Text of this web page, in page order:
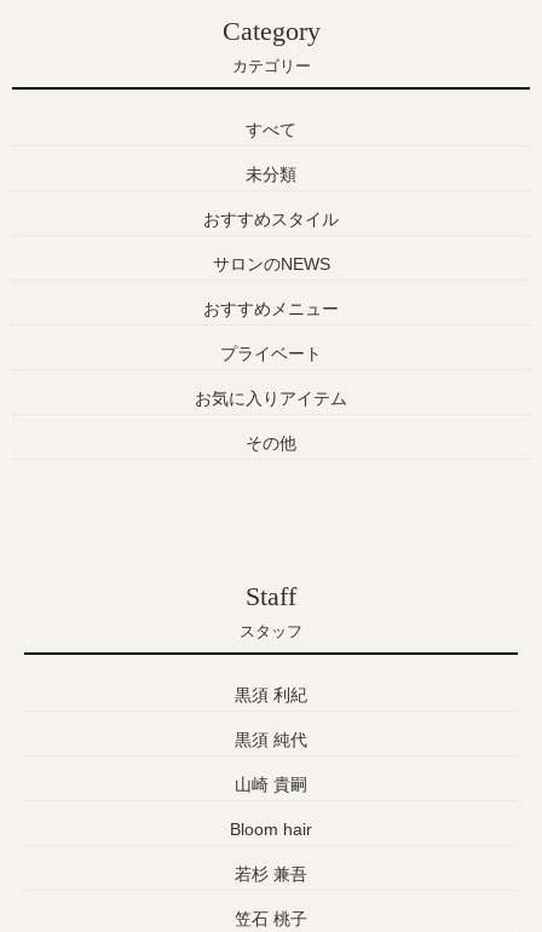
Category
カテゴリー
すべて
未分類
おすすめスタイル
サロンのNEWS
おすすめメニュー
プライベート
お気に入りアイテム
その他
Staff
スタッフ
黒須 利紀
黒須 純代
山崎 貴嗣
Bloom hair
若杉 兼吾
笠石 桃子